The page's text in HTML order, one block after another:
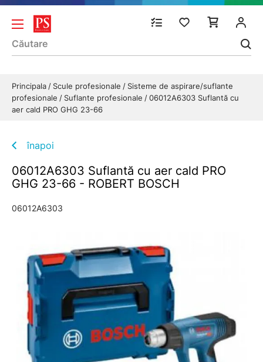
Principala Scule profesionale
Sisteme de aspirare/suflante
profesionale
Suflante profesionale
06012A6303 Suflantă cu
aer cald PRO GHG 23-66
înapoi
06012A6303 Suflantă cu aer cald PRO
GHG 23-66 - ROBERT BOSCH
06012A6303